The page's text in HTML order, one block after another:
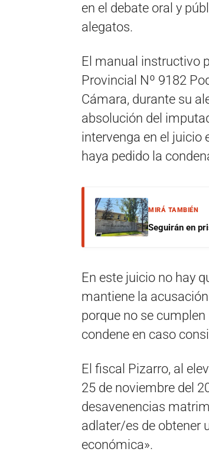
en el debate oral y
alegatos.
El manual instructivo
Provincial Nº 9182
Cámara, durante su
absolución del
intervenga en el juicio
haya pedido la
MIRÁ TAMBIÉN
Seguirán en
En este juicio no hay
mantiene la
porque no se
condene en caso
El fiscal Pizarro, al
25 de noviembre del
desavenencias
adlater/es de obtener
económica».